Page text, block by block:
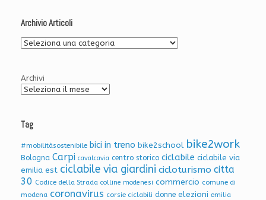
Archivio Articoli
Archivio
Archivi
Tag
#mobilitàsostenibile bici in treno bike2school bike2work
Bologna Carpi cavalcavia centro storico ciclabile ciclabile via
emilia est ciclabile via giardini cicloturismo citta
30 Codice della Strada colline modenesi commercio comune di
modena coronavirus corsie ciclabili donne elezioni emilia